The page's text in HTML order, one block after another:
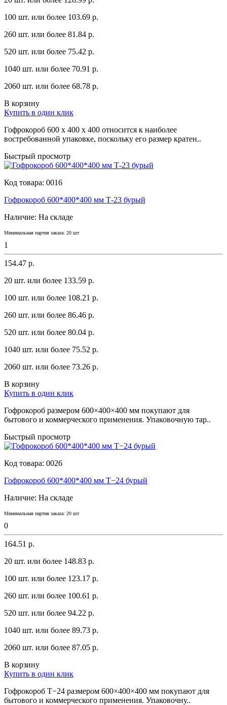
100 шт. или более 103.69 p.
260 шт. или более 81.84 p.
520 шт. или более 75.42 p.
1040 шт. или более 70.91 p.
2060 шт. или более 68.78 p.
В корзину
Купить в один клик
Гофрокороб 600 х 400 х 400 относится к наиболее
востребованной упаковке, поскольку его размер кратен..
Быстрый просмотр
Код товара: 0016
Гофрокороб 600*400*400 мм Т-23 бурый
Наличие: На складе
Минимальная партия заказа: 20 шт
1
154.47 р.
20 шт. или более 133.59 p.
100 шт. или более 108.21 p.
260 шт. или более 86.46 p.
520 шт. или более 80.04 p.
1040 шт. или более 75.52 p.
2060 шт. или более 73.26 p.
В корзину
Купить в один клик
Гофрокороб размером 600×400×400 мм покупают для
бытового и коммерческого применения. Упаковочную тар..
Быстрый просмотр
Код товара: 0026
Гофрокороб 600*400*400 мм Т−24 бурый
Наличие: На складе
Минимальная партия заказа: 20 шт
0
164.51 р.
20 шт. или более 148.83 p.
100 шт. или более 123.17 p.
260 шт. или более 100.61 p.
520 шт. или более 94.22 p.
1040 шт. или более 89.73 p.
2060 шт. или более 87.05 p.
В корзину
Купить в один клик
Гофрокороб Т−24 размером 600×400×400 мм покупают для
бытового и коммерческого применения. Упаковочну..